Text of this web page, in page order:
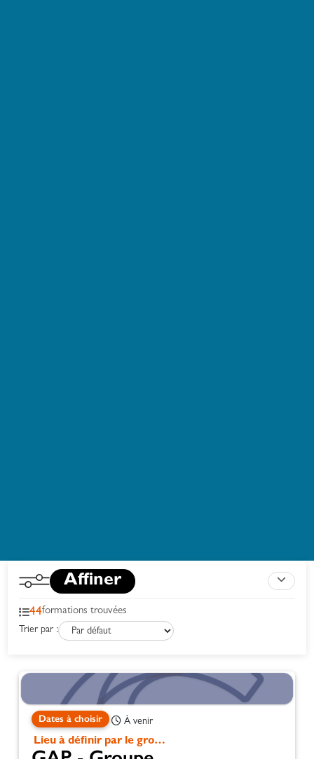
Affiner
44formations trouvées
Trier par :
Dates à choisir À venir
Lieu à définir par le groupe